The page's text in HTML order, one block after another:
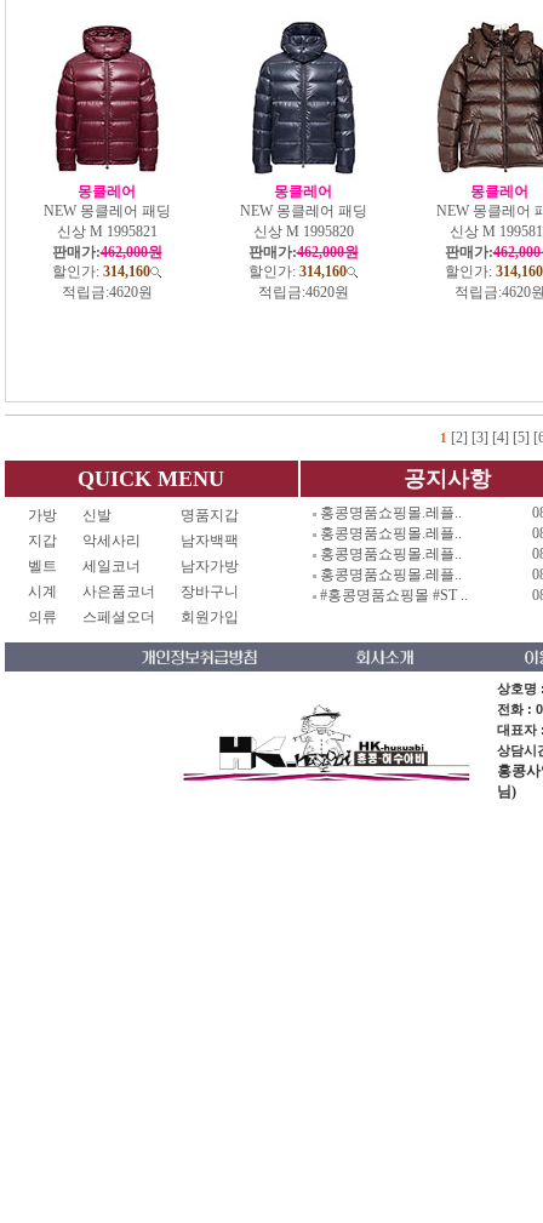
몽클레어
NEW 몽클레어 패딩
신상 M 1995821
판매가:462,000원
할인가: 314,160
적립금:4620원
몽클레어
NEW 몽클레어 패딩
신상 M 1995820
판매가:462,000원
할인가: 314,160
적립금:4620원
몽클레어
NEW 몽클레어
신상 M
판매가:
할인가: 314,160
적립금:4620
1 [2] [3] [4] [5]
QUICK MENU
가방 신발
명품지갑
지갑
악세사리
남자백팩
벨트
세일코너
남자가방
시계
사은품코너
장바구니
의류
스페셜오더 회원가입
공지사항
홍콩명품쇼핑몰.레플..
홍콩명품쇼핑몰.레플..
홍콩명품쇼핑몰.레플..
홍콩명품쇼핑몰.레플..
#홍콩명품쇼핑몰 #ST ..
상호명
전화 :
대표자
상담시
홍콩
님)